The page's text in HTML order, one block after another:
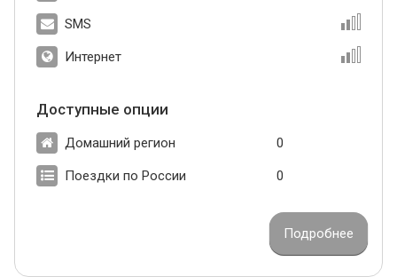
SMS
Интернет
Доступные опции
Домашний регион 0
Поездки по России 0
Подробнее